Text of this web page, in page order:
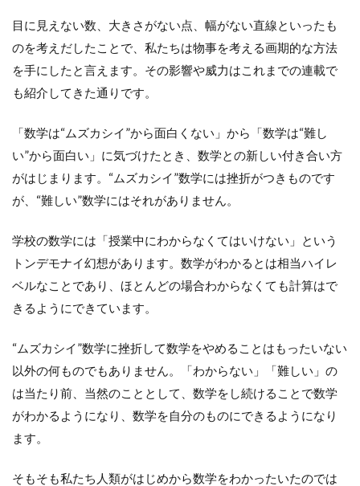
目に見えない数、大きさがない点、幅がない直線といったも
のを考えだしたことで、私たちは物事を考える画期的な方法
を手にしたと言えます。その影響や威力はこれまでの連載で
も紹介してきた通りです。
「数学は“ムズカシイ”から面白くない」から「数学は“難し
い”から面白い」に気づけたとき、数学との新しい付き合い方
がはじまります。“ムズカシイ”数学には挫折がつきものです
が、“難しい”数学にはそれがありません。
学校の数学には「授業中にわからなくてはいけない」という
トンデモナイ幻想があります。数学がわかるとは相当ハイレ
ベルなことであり、ほとんどの場合わからなくても計算はで
きるようにできています。
“ムズカシイ”数学に挫折して数学をやめることはもったいない
以外の何ものでもありません。「わからない」「難しい」の
は当たり前、当然のこととして、数学をし続けることで数学
がわかるようになり、数学を自分のものにできるようになり
ます。
そもそも私たち人類がはじめから数学をわかったいたのでは